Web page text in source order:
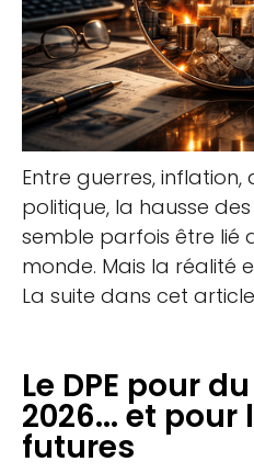
Entre guerres,
politique, la hausse
semble parfois être lié
monde. Mais la réalité
La suite dans cet
Le DPE pour
2026... et pour
futures